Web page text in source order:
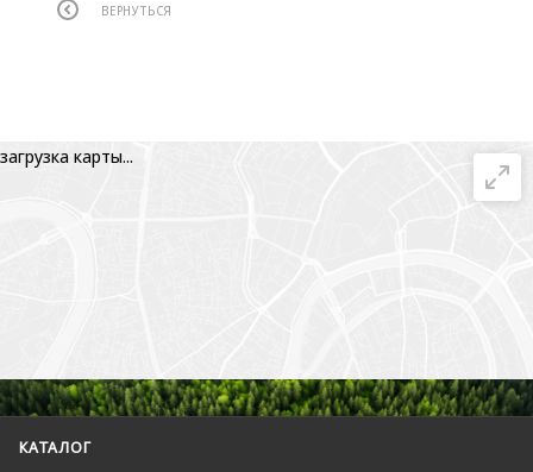
ВЕРНУТЬСЯ
загрузка карты...
КАТАЛОГ